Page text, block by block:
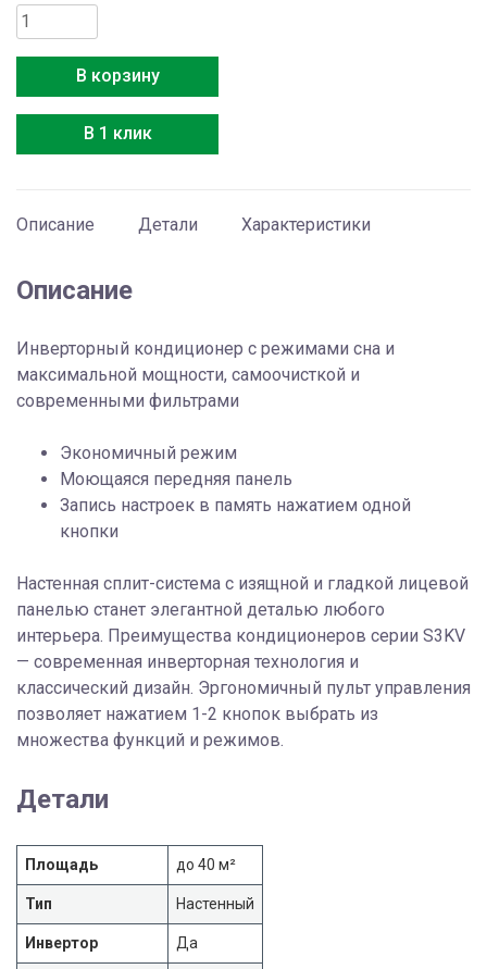
Количество
товара
RAS-
13S3KV-
В корзину
В 1 клик
Описание Детали Характеристики
Описание
Инверторный кондиционер с режимами сна и
максимальной мощности, самоочисткой и
современными фильтрами
Экономичный режим
Моющаяся передняя панель
Запись настроек в память нажатием одной
кнопки
Настенная сплит-система с изящной и гладкой лицевой
панелью станет элегантной деталью любого
интерьера. Преимущества кондиционеров серии S3KV
— современная инверторная технология и
классический дизайн. Эргономичный пульт управления
позволяет нажатием 1-2 кнопок выбрать из
множества функций и режимов.
Детали
Площадь до 40 м²
Тип Настенный
Инвертор Да